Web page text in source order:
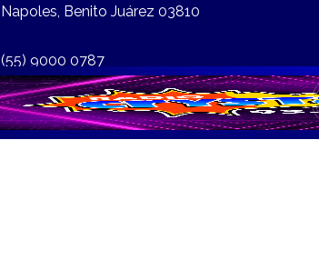
Napoles, Benito Juárez 03810
(55) 9000 0787
info@gruposiete.com.mx